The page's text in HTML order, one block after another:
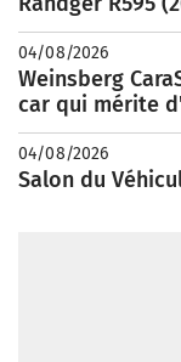
04/08/2026
Weinsberg
car qui mérite
04/08/2026
Salon du